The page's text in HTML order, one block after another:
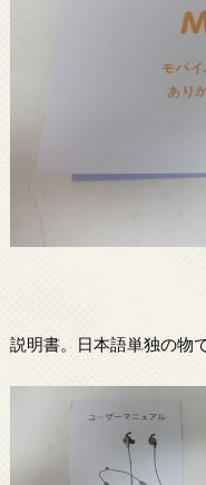
説明書。日本語単独の物で